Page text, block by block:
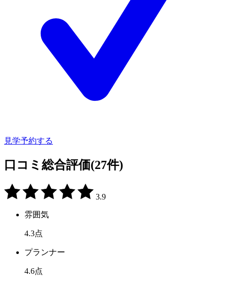
見学予約する
口コミ総合評価(27件)
3.9
雰囲気
4.3点
プランナー
4.6点